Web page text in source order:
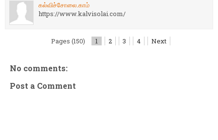
கல்விச்சோலை.காம்
https://www.kalvisolai.com/
Pages (150) 1 2 3 4 Next
No comments:
Post a Comment